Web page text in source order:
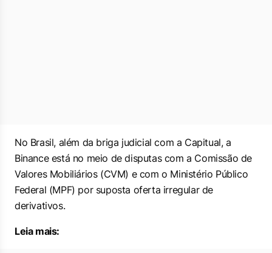
No Brasil, além da briga judicial com a Capitual, a
Binance está no meio de disputas com a Comissão de
Valores Mobiliários (CVM) e com o Ministério Público
Federal (MPF) por suposta oferta irregular de
derivativos.
Leia mais: